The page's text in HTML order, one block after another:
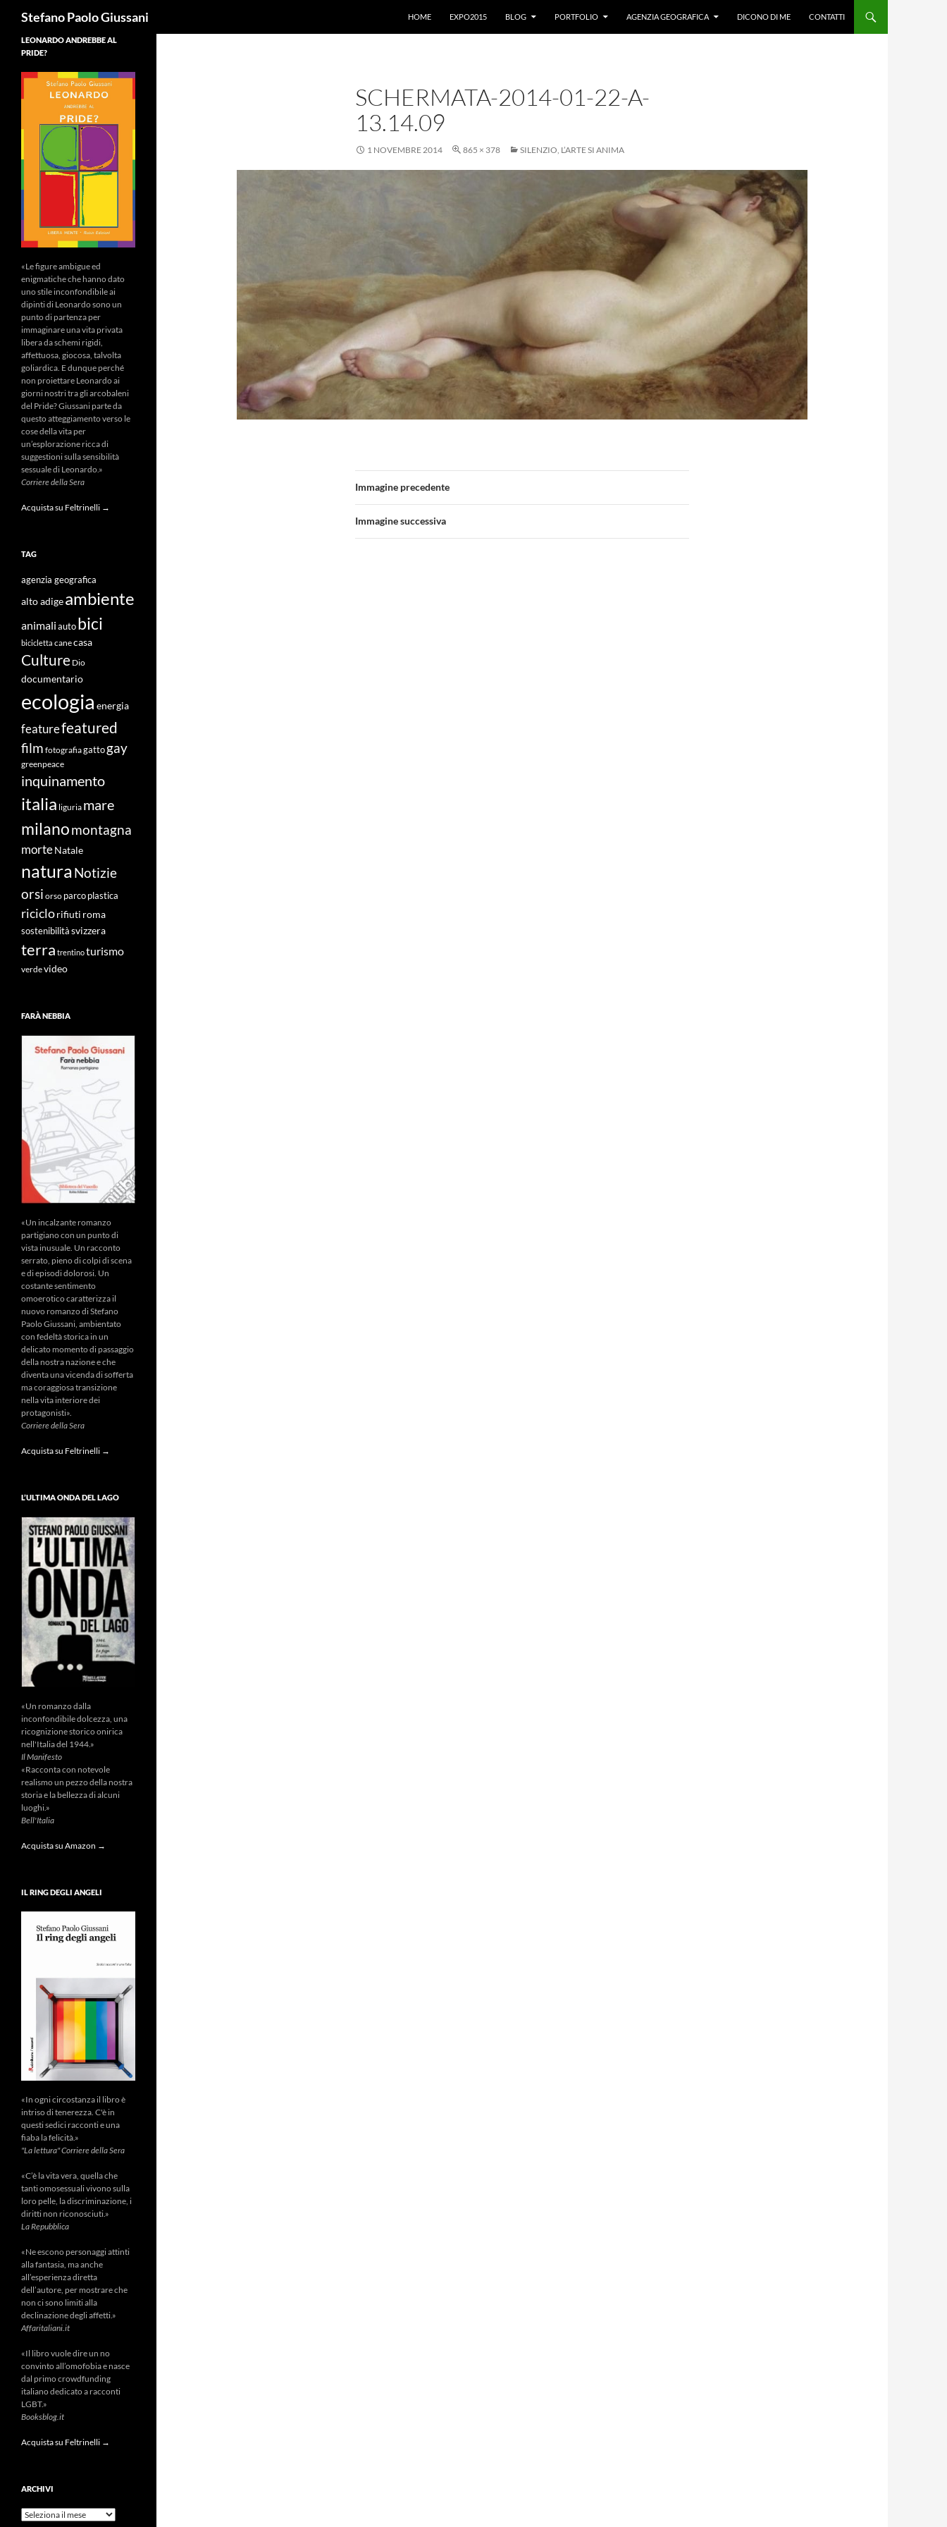
Stefano Paolo Giussani
HOME
EXPO2015 BLOG PORTFOLIO AGENZIA GEOGRAFICA DICONO DI ME CONTATTI
SCHERMATA-2014-01-22-A-
13.14.09
1 NOVEMBRE 2014 865 × 378 SILENZIO, L’ARTE SI ANIMA
Immagine precedente
Immagine successiva
LEONARDO ANDREBBE AL
PRIDE?
«Le figure ambigue ed
enigmatiche che hanno dato
uno stile inconfondibile ai
dipinti di Leonardo sono un
punto di partenza per
immaginare una vita privata
libera da schemi rigidi,
affettuosa, giocosa, talvolta
goliardica. E dunque perché
non proiettare Leonardo ai
giorni nostri tra gli arcobaleni
del Pride? Giussani parte da
questo atteggiamento verso le
cose della vita per
un’esplorazione ricca di
suggestioni sulla sensibilità
sessuale di Leonardo.»
Corriere della Sera
Acquista su Feltrinelli →
TAG
agenzia geografica
alto adigeambiente
animali auto bici
bicicletta canecasa
Culture Dio
documentario
ecologia energia
featurefeatured
film fotografiagatto gay
greenpeace
inquinamento
italia liguria mare
milanomontagna
morteNatale
naturaNotizie
orsi orso parco plastica
riciclorifiuti roma
sostenibilità svizzera
terra trentinoturismo
verdevideo
FARÀ NEBBIA
«Un incalzante romanzo
partigiano con un punto di
vista inusuale. Un racconto
serrato, pieno di colpi di scena
e di episodi dolorosi. Un
costante sentimento
omoerotico caratterizza il
nuovo romanzo di Stefano
Paolo Giussani, ambientato
con fedeltà storica in un
delicato momento di passaggio
della nostra nazione e che
diventa una vicenda di sofferta
ma coraggiosa transizione
nella vita interiore dei
protagonisti».
Corriere della Sera
Acquista su Feltrinelli →
L’ULTIMA ONDA DEL LAGO
«Un romanzo dalla
inconfondibile dolcezza, una
ricognizione storico onirica
nell'Italia del 1944.»
Il Manifesto
«Racconta con notevole
realismo un pezzo della nostra
storia e la bellezza di alcuni
luoghi.»
Bell'Italia
Acquista su Amazon →
IL RING DEGLI ANGELI
«In ogni circostanza il libro è
intriso di tenerezza. C'è in
questi sedici racconti e una
fiaba la felicità.»
"La lettura" Corriere della Sera
«C’è la vita vera, quella che
tanti omosessuali vivono sulla
loro pelle, la discriminazione, i
diritti non riconosciuti.»
La Repubblica
«Ne escono personaggi attinti
alla fantasia, ma anche
all’esperienza diretta
dell’autore, per mostrare che
non ci sono limiti alla
declinazione degli affetti.»
Affaritaliani.it
«Il libro vuole dire un no
convinto all’omofobia e nasce
dal primo crowdfunding
italiano dedicato a racconti
LGBT.»
Booksblog.it
Acquista su Feltrinelli →
ARCHIVI
Archivi